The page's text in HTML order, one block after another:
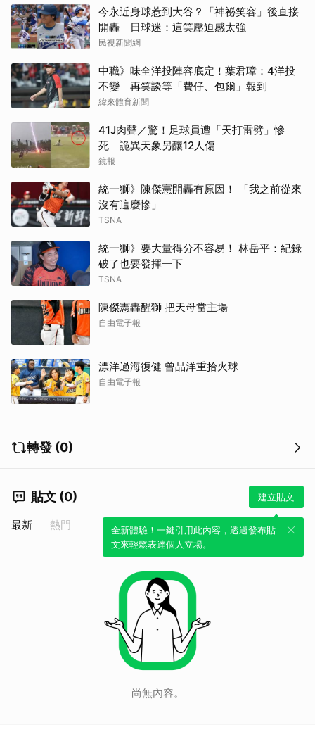
今永近身球惹到大谷？「神祕笑容」後直接
開轟 日球迷：這笑壓迫感太強
民視新聞網
中職》味全洋投陣容底定！葉君璋：4洋投
不變 再笑談等「費仔、包爾」報到
緯來體育新聞
41J肉聲／驚！足球員遭「天打雷劈」慘
死 詭異天象另釀12人傷
鏡報
統一獅》陳傑憲開轟有原因！ 「我之前從來
沒有這麼慘」
TSNA
統一獅》要大量得分不容易！ 林岳平：紀錄
破了也要發揮一下
TSNA
陳傑憲轟醒獅 把天母當主場
自由電子報
漂洋過海復健 曾品洋重拾火球
自由電子報
轉發 (0)
貼文 (0) 建立貼文
全新體驗！一鍵引用此內容，透過發布貼
文來輕鬆表達個人立場。
最新 熱門
尚無內容。